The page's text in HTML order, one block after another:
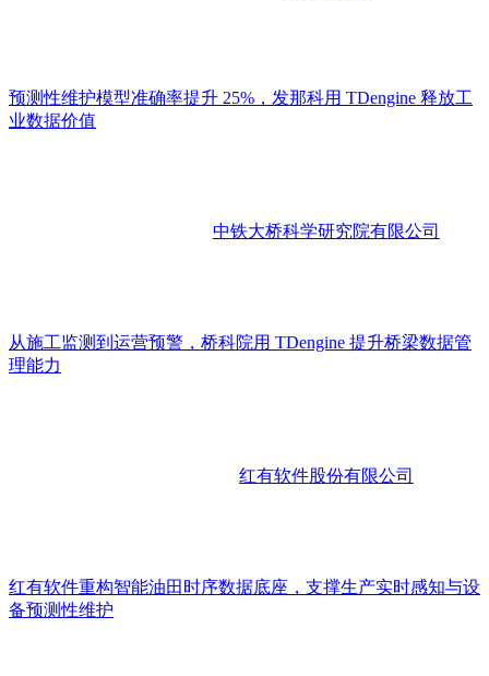
预测性维护模型准确率提升 25%，发那科用 TDengine 释放工
业数据价值
中铁大桥科学研究院有限公司
从施工监测到运营预警，桥科院用 TDengine 提升桥梁数据管
理能力
红有软件股份有限公司
红有软件重构智能油田时序数据底座，支撑生产实时感知与设
备预测性维护